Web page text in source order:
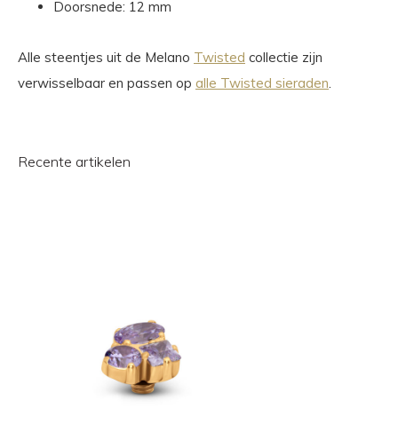
Doorsnede: 12 mm
Alle steentjes uit de Melano Twisted collectie zijn
verwisselbaar en passen op alle Twisted sieraden
Recente artikelen